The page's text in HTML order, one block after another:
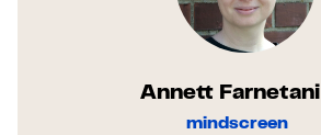
Annett Farnetani
mindscreen